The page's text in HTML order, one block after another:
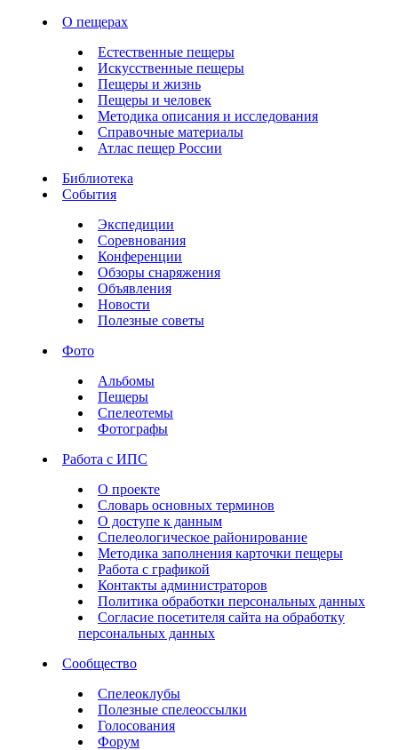
О пещерах
Естественные пещеры
Искусственные пещеры
Пещеры и жизнь
Пещеры и человек
Методика описания и исследования
Справочные материалы
Атлас пещер России
Библиотека
События
Экспедиции
Соревнования
Конференции
Обзоры снаряжения
Объявления
Новости
Полезные советы
Фото
Альбомы
Пещеры
Спелеотемы
Фотографы
Работа с ИПС
О проекте
Словарь основных терминов
О доступе к данным
Спелеологическое районирование
Методика заполнения карточки пещеры
Работа с графикой
Контакты администраторов
Политика обработки персональных данных
Согласие посетителя сайта на обработку
персональных данных
Сообщество
Спелеоклубы
Полезные спелеоссылки
Голосования
Форум